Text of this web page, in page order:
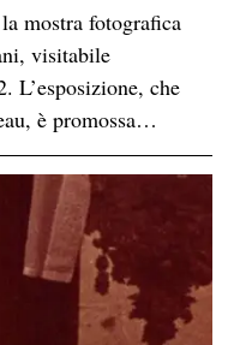
mostra fotografica
visitabile
L’esposizione, che
è promossa…